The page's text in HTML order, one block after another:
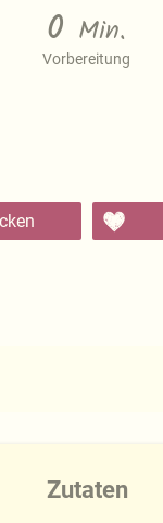
0 Min.
Vorbereitung
Zutaten